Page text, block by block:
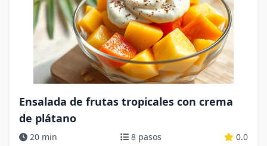
Ensalada de frutas tropicales con crema
de plátano
20 min 8 pasos 0.0